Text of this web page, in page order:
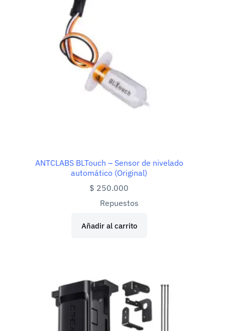
ANTCLABS BLTouch – Sensor de nivelado
automático (Original)
$ 250.000
Repuestos
Añadir al carrito